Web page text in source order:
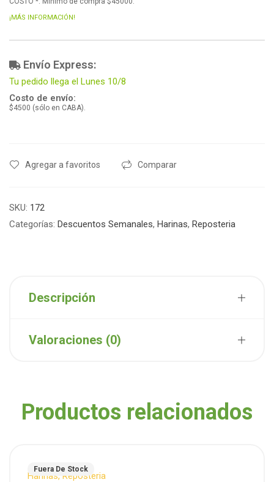
¡MÁS INFORMACIÓN!
Envío Express:
Tu pedido llega el Lunes 10/8
Costo de envío:
$4500 (sólo en CABA).
Agregar a favoritos Comparar
SKU: 172
Categorías: Descuentos Semanales, Harinas, Reposteria
Descripción
Valoraciones (0)
Productos relacionados
Fuera De Stock
Harinas, Reposteria